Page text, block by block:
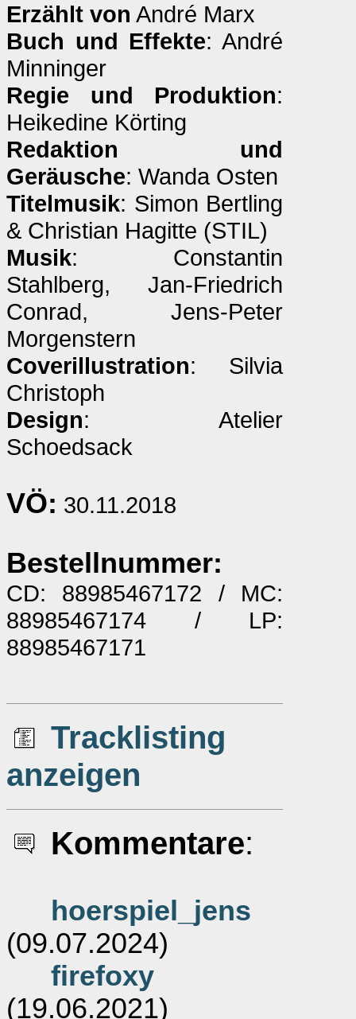
Erzählt von André Marx
Buch und Effekte: André
Minninger
Regie und Produktion:
Heikedine Körting
Redaktion und
Geräusche: Wanda Osten
Titelmusik: Simon Bertling
& Christian Hagitte (STIL)
Musik: Constantin
Stahlberg, Jan-Friedrich
Conrad, Jens-Peter
Morgenstern
Coverillustration: Silvia
Christoph
Design: Atelier
Schoedsack
VÖ: 30.11.2018
Bestellnummer:
CD: 88985467172 / MC:
88985467174 / LP:
88985467171
Tracklisting
anzeigen
Kommentare:
hoerspiel_jens
(09.07.2024)
firefoxy
(19.06.2021)